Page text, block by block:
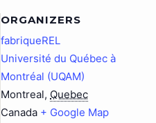
ORGANIZERS
fabriqueREL
Université du Québec à
Montréal (UQAM)
Montreal, Quebec
Canada + Google Map